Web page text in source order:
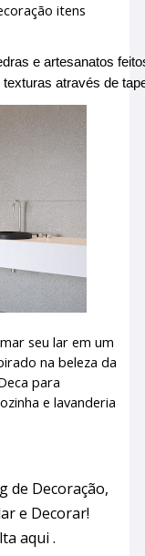
itens
e artesanatos
texturas através de
seu lar em um
na beleza da
para
e lavanderia
de Decoração,
e Decorar!
aqui .